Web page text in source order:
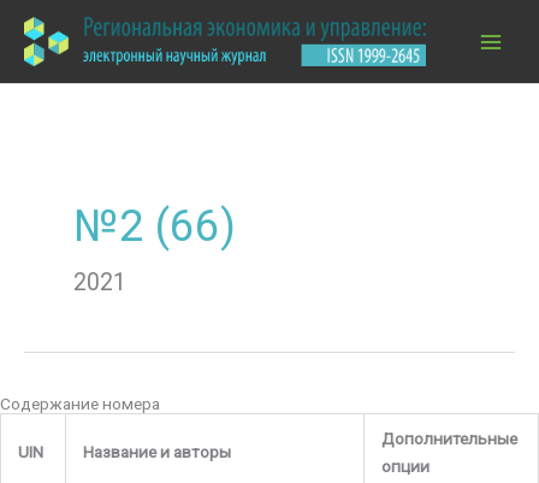
содержимому
№2 (66)
2021
Содержание номера
UIN Название и авторы
Дополнительные
опции